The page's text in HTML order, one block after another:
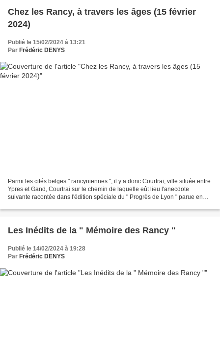
Chez les Rancy, à travers les âges (15 février
2024)
Publié le 15/02/2024 à 13:21
Par Frédéric DENYS
Parmi les cités belges " rancyniennes ", il y a donc Courtrai, ville située entre
Ypres et Gand, Courtrai sur le chemin de laquelle eût lieu l'anecdote
suivante racontée dans l'édition spéciale du " Progrès de Lyon " parue en
Les Inédits de la " Mémoire des Rancy "
Publié le 14/02/2024 à 19:28
Par Frédéric DENYS